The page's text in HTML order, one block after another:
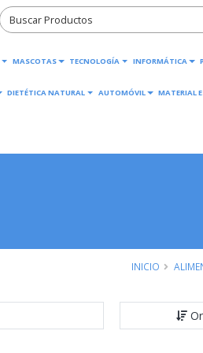
MASCOTAS TECNOLOGÍA INFORMÁTICA
DIETÉTICA NATURAL AUTOMÓVIL MATERIAL
INICIO